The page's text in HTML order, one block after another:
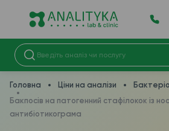
Головна Ціни на аналізи
Бакпосів на патогенний стафілокок із
антибіотикограма